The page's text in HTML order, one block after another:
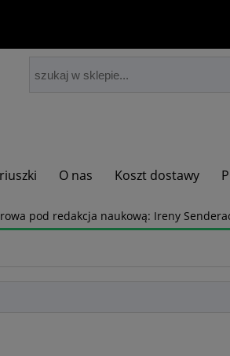
O nas Koszt dostawy
pod redakcja naukową: Ireny